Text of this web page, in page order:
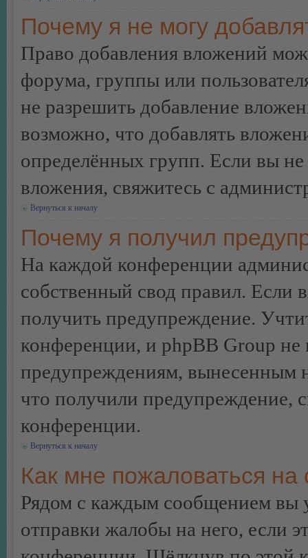
Почему я не могу
Право добавления вложений
форума, группы или
не разрешить добавление
возможно, что добавлять
определённых групп. Если вы не
вложения, свяжитесь с
Вернуться к началу
Почему я получил
На каждой конференции
собственный свод правил.
получить предупреждение.
конференции, и phpBB Group не
предупреждениям, вынесенным
что получили предупреждение,
конференции.
Вернуться к началу
Как мне пожаловаться
Рядом с каждым сообщением вы
отправки жалобы на него, если